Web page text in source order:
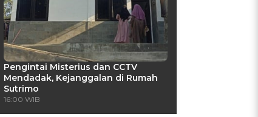
Pengintai Misterius dan CCTV
Mendadak, Kejanggalan di Rumah
Sutrimo
16:00 WIB